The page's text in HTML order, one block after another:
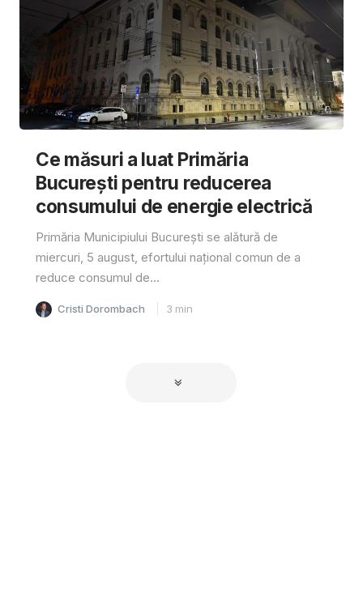
Ce măsuri a luat Primăria
București pentru reducerea
consumului de energie electrică
Primăria Municipiului București se alătură de
miercuri, 5 august, efortului național comun de a
reduce consumul de...
Cristi Dorombach 3 min